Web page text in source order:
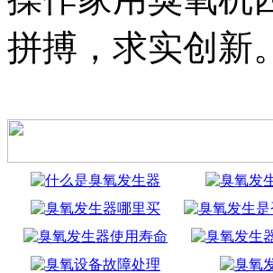
拼搏，求实创新